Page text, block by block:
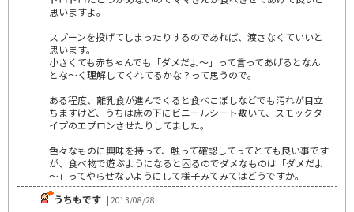
思いますよ。
スプーンを投げてしまったりするのであれば、渡さなくていいと
思います。
小さくても赤ちゃんでも「ダメだよ～」って言ってあげるとなん
とな～く理解してくれてるかな？って思うので。
ある程度、離乳食が進んでくると食べこぼしなどでも汚れが目立
ちますけど、うちは床の下にビニールシート敷いて、スモックタ
イプのエプロンさせたりしてました。
色々なものに興味を持って、触って確認してってとても良い事です
が、食べ物で遊ぶようになると困るのでダメなものは「ダメだよ
～」ってやらせないようにして様子みてみてはどうですか。
うちもです | 2013/08/28